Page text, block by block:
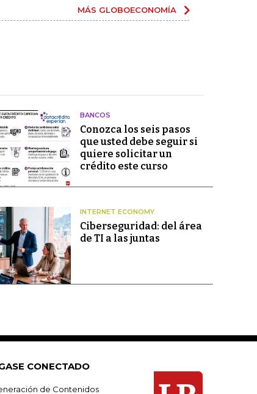
MÁS GLOBOECONOMÍA
BANCOS
Conozca los seis pasos
que usted debe seguir si
quiere solicitar un
crédito este curso
INTERNET ECONOMY
Ciberseguridad: del área
de TI a las juntas
CONECTADO
de Contenidos